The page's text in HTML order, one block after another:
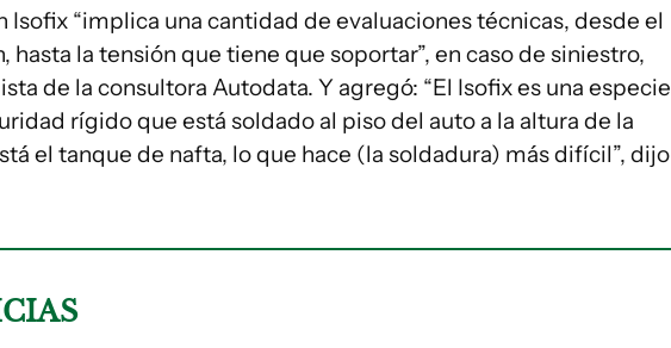
Isofix “implica una cantidad de evaluaciones técnicas, desde el
hasta la tensión que tiene que soportar”, en caso de siniestro,
de la consultora Autodata. Y agregó: “El Isofix es una especie
rígido que está soldado al piso del auto a la altura de la
el tanque de nafta, lo que hace (la soldadura) más difícil”, dijo